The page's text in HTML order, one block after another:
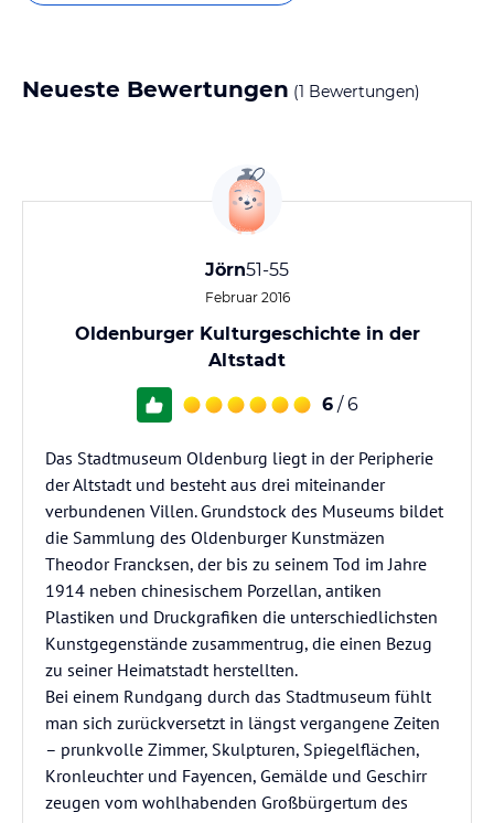
Neueste Bewertungen (1 Bewertungen)
Jörn51-55
Februar 2016
Oldenburger Kulturgeschichte in der
Altstadt
6 / 6
Das Stadtmuseum Oldenburg liegt in der Peripherie
der Altstadt und besteht aus drei miteinander
verbundenen Villen. Grundstock des Museums bildet
die Sammlung des Oldenburger Kunstmäzen
Theodor Francksen, der bis zu seinem Tod im Jahre
1914 neben chinesischem Porzellan, antiken
Plastiken und Druckgrafiken die unterschiedlichsten
Kunstgegenstände zusammentrug, die einen Bezug
zu seiner Heimatstadt herstellten.
Bei einem Rundgang durch das Stadtmuseum fühlt
man sich zurückversetzt in längst vergangene Zeiten
– prunkvolle Zimmer, Skulpturen, Spiegelflächen,
Kronleuchter und Fayencen, Gemälde und Geschirr
zeugen vom wohlhabenden Großbürgertum des